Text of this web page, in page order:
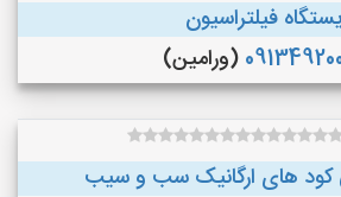
فیلتراسیون
(ورامین)
کود های ارگانیک سب و سیب